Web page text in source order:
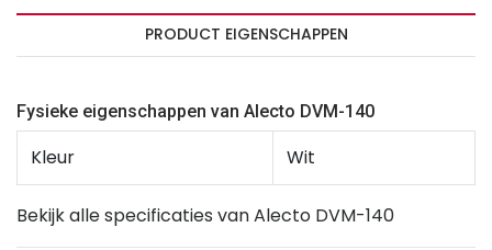
PRODUCT EIGENSCHAPPEN
Fysieke eigenschappen van Alecto DVM-140
Kleur Wit
Bekijk alle specificaties van Alecto DVM-140